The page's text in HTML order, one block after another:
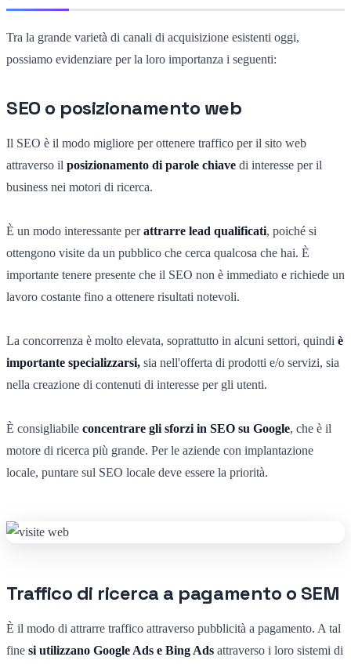
Tra la grande varietà di canali di acquisizione esistenti oggi,
possiamo evidenziare per la loro importanza i seguenti:
SEO o posizionamento web
Il SEO è il modo migliore per ottenere traffico per il sito web
attraverso il posizionamento di parole chiave di interesse per il
business nei motori di ricerca.
È un modo interessante perattrarre lead qualificati, poiché si
ottengono visite da un pubblico che cerca qualcosa che hai. È
importante tenere presente che il SEO non è immediato e richiede un
lavoro costante fino a ottenere risultati notevoli.
La concorrenza è molto elevata, soprattutto in alcuni settori, quindi è
importante specializzarsi, sia nell'offerta di prodotti e/o servizi, sia
nella creazione di contenuti di interesse per gli utenti.
È consigliabile concentrare gli sforzi in SEO su Google, che è il
motore di ricerca più grande. Per le aziende con implantazione
locale, puntare sul SEO locale deve essere la priorità.
Traffico di ricerca a pagamento o SEM
È il modo di attrarre traffico attraverso pubblicità a pagamento. A tal
fine si utilizzano Google Ads e Bing Ads attraverso i loro sistemi di